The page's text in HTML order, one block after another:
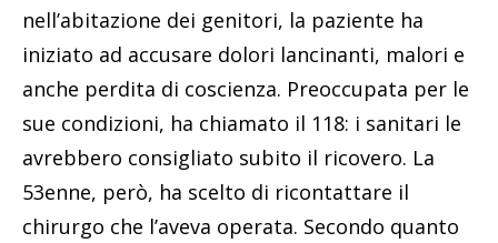
nell’abitazione dei genitori, la paziente ha
iniziato ad accusare dolori lancinanti, malori e
anche perdita di coscienza. Preoccupata per le
sue condizioni, ha chiamato il 118: i sanitari le
avrebbero consigliato subito il ricovero. La
53enne, però, ha scelto di ricontattare il
chirurgo che l’aveva operata. Secondo quanto